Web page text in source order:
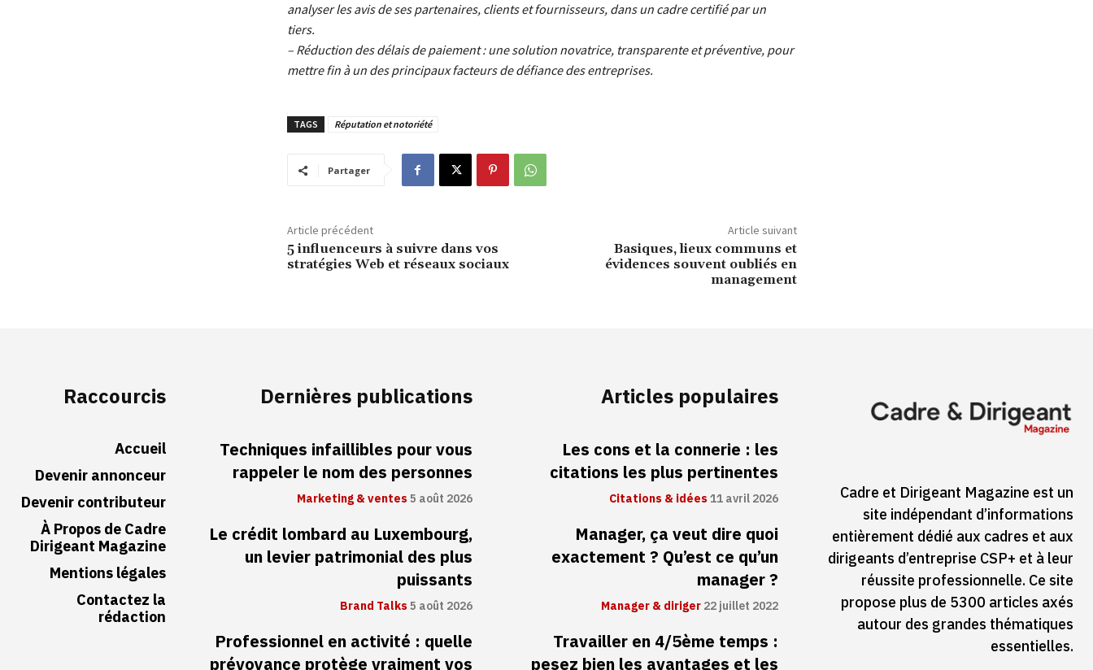
analyser les avis de ses partenaires, clients et fournisseurs, dans un cadre certifié par un
tiers.
– Réduction des délais de paiement : une solution novatrice, transparente et préventive, pour
mettre fin à un des principaux facteurs de défiance des entreprises.
TAGS Réputation et notoriété
Partager
Article précédent
5 influenceurs à suivre dans vos
stratégies Web et réseaux sociaux
Article suivant
Basiques, lieux communs et
évidences souvent oubliés en
management
Raccourcis
Accueil
Devenir annonceur
Devenir contributeur
À Propos de Cadre
Dirigeant Magazine
Mentions légales
Contactez la
rédaction
Dernières publications
Techniques infaillibles pour vous
rappeler le nom des personnes
Marketing & ventes5 août 2026
Le crédit lombard au Luxembourg,
un levier patrimonial des plus
puissants
Brand Talks5 août 2026
Professionnel en activité : quelle
prévoyance protège vraiment vos
Articles populaires
Les cons et la connerie : les
citations les plus pertinentes
Citations & idées11 avril 2026
Manager, ça veut dire quoi
exactement ? Qu’est ce qu’un
manager ?
Manager & diriger22 juillet 2022
Travailler en 4/5ème temps :
pesez bien les avantages et les
Cadre et Dirigeant Magazine est un
site indépendant d’informations
entièrement dédié aux cadres et aux
dirigeants d’entreprise CSP+ et à leur
réussite professionnelle. Ce site
propose plus de 5300 articles axés
autour des grandes thématiques
essentielles.